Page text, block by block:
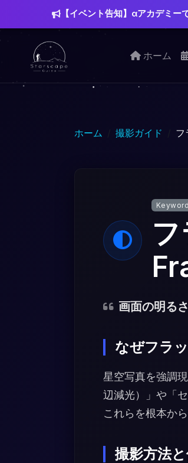
【イベント告知】αアカデミー
ホーム
ホーム 撮影ガイド フ
画面の明る
なぜフラ
星空写真を強調
辺減光）」や「
これらを根本か
撮影方法